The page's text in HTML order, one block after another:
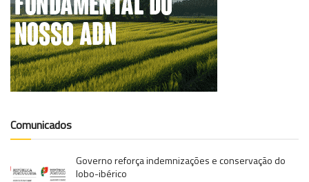
Comunicados
Governo reforça indemnizações e conservação do
lobo-ibérico